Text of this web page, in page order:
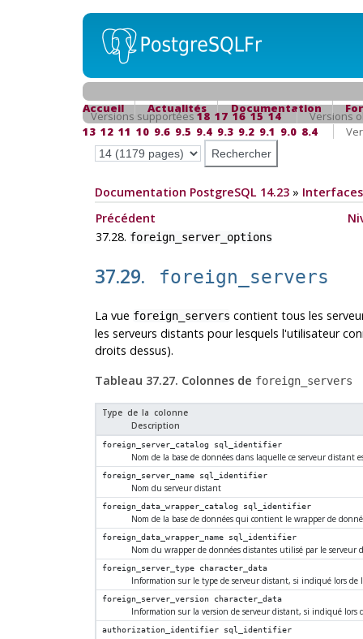
Accueil Actualités Documentation
Versions supportées18 17 16 15 14
Versions
13 12 11 10 9.6 9.5 9.4 9.3 9.2 9.1 9.0 8.4
Documentation PostgreSQL 14.23»
Précédent
37.28. foreign_server_options
37.29. foreign_servers
La vue foreign_servers contient tous les
les serveurs distants pour lesquels l'utilisateur
droits dessus).
Tableau 37.27. Colonnes de foreign_servers
Type de la colonne
Description
foreign_server_catalog sql_identifier
Nom de la base de données dans laquelle ce serveur distant
foreign_server_name sql_identifier
Nom du serveur distant
foreign_data_wrapper_catalog sql_identifier
Nom de la base de données qui contient le wrapper de
foreign_data_wrapper_name sql_identifier
Nom du wrapper de données distantes utilisé par le serveur
foreign_server_type character_data
Information sur le type de serveur distant, si indiqué lors de
foreign_server_version character_data
Information sur la version de serveur distant, si indiqué lors
authorization_identifier sql_identifier